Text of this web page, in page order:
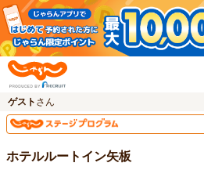
ゲスト さん
ホテルルートイン矢板